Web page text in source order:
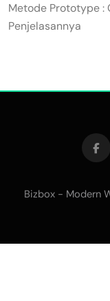
Metode Prototype :
Penjelasannya
Bizbox - Modern